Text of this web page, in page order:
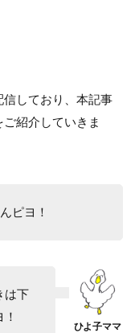
しており、本記事
ご紹介していきま
ピヨ！
は下